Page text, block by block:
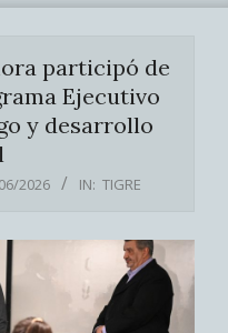
participó de
Ejecutivo
y desarrollo
2026 IN: TIGRE